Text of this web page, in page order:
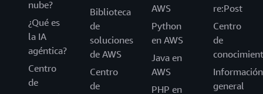
nube?
¿Qué es
la IA
agéntica?
Centro
de
Biblioteca
de
soluciones
de AWS
Centro
de
AWS
Python
en AWS
Java en
AWS
PHP en
re:Post
Centro
de
Información
general